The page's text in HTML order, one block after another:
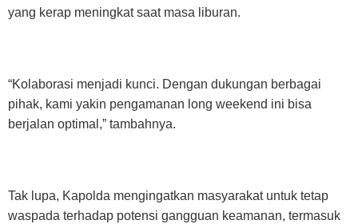
yang kerap meningkat saat masa liburan.
“Kolaborasi menjadi kunci. Dengan dukungan berbagai
pihak, kami yakin pengamanan long weekend ini bisa
berjalan optimal,” tambahnya.
Tak lupa, Kapolda mengingatkan masyarakat untuk tetap
waspada terhadap potensi gangguan keamanan, termasuk